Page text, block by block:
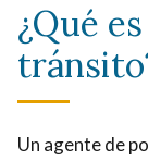
¿Qué
Un agente de